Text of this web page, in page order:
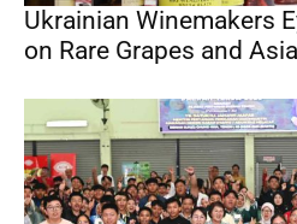
Ukrainian Winemakers
on Rare Grapes and